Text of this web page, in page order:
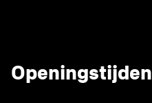
Openingstijden